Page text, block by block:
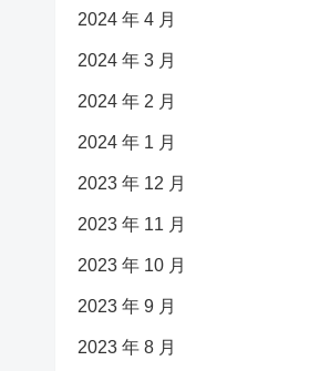
2024 年 4 月
2024 年 3 月
2024 年 2 月
2024 年 1 月
2023 年 12 月
2023 年 11 月
2023 年 10 月
2023 年 9 月
2023 年 8 月